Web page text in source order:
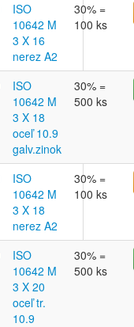
ISO
10642 M
3 X 16
nerez A2
30% =
100 ks
ISO
10642 M
3 X 18
oceľ 10.9
galv.zinok
30% =
500 ks
ISO
10642 M
3 X 18
nerez A2
30% =
100 ks
ISO
10642 M
3 X 20
oceľ tr.
10.9
30% =
500 ks